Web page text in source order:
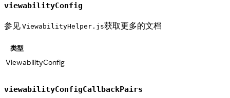
viewabilityConfig
参见 ViewabilityHelper.js获取更多的文档
类型
ViewabilityConfig
viewabilityConfigCallbackPairs